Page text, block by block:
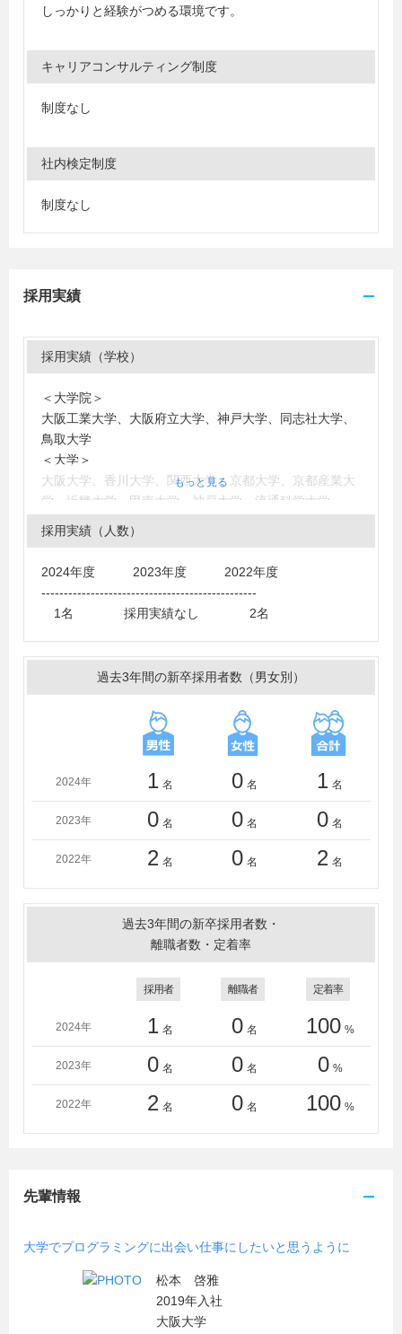
しっかりと経験がつめる環境です。
キャリアコンサルティング制度
制度なし
社内検定制度
制度なし
採用実績
採用実績（学校）
＜大学院＞
大阪工業大学、大阪府立大学、神戸大学、同志社大学、
鳥取大学
＜大学＞
大阪大学、香川大学、関西大学、京都大学、京都産業大
学、近畿大学、甲南大学、神戸大学、流通科学大学
もっと見る
採用実績（人数）
2024年度 2023年度 2022年度
------------------------------------------------
1名 採用実績なし 2名
過去3年間の新卒採用者数（男女別）
2024年 1 名 0 名 1 名
2023年 0 名 0 名 0 名
2022年 2 名 0 名 2 名
過去3年間の新卒採用者数・
離職者数・定着率
採用者 離職者 定着率
2024年 1 名 0 名 100 %
2023年 0 名 0 名 0 %
2022年 2 名 0 名 100 %
先輩情報
大学でプログラミングに出会い仕事にしたいと思うように
松本 啓雅
2019年入社
大阪大学